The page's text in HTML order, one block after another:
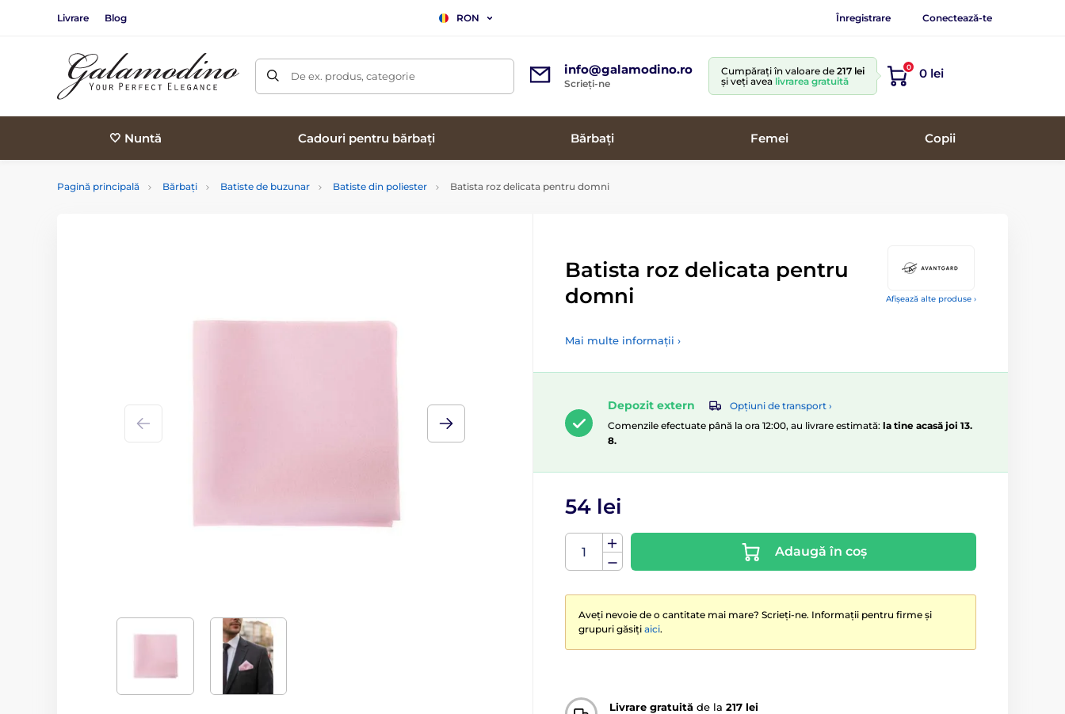
Livrare Blog RON Înregistrare Conectează-te
De ex. produs, categorie info@galamodino.ro
Scrieți-ne
Cumpărați în valoare de 217 lei
și veți avea livrarea gratuită
0 0 lei
🤍 Nuntă Cadouri pentru bărbați Bărbați Femei Copii
Pagină principală Bărbați Batiste de buzunar Batiste din poliester Batista roz delicata pentru domni
Afișează alte produse ›
Batista roz delicata pentru
domni
Mai multe informații ›
Depozit extern
Opțiuni de transport ›
Comenzile efectuate până la ora 12:00, au livrare estimată: la tine acasă joi 13.
8.
54 lei
Adaugă în coș
Aveți nevoie de o cantitate mai mare? Scrieți-ne. Informații pentru firme și
grupuri găsiți aici.
Livrare gratuită de la 217 lei